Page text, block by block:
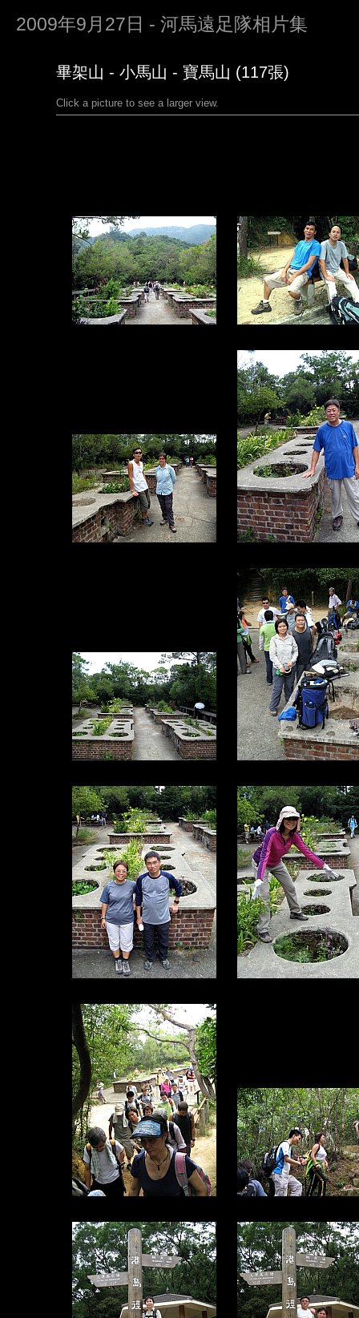
2009年9月27日 - 河馬遠足隊相片集
畢架山 - 小馬山 - 寶馬山 (117張)
Click a picture to see a larger view.